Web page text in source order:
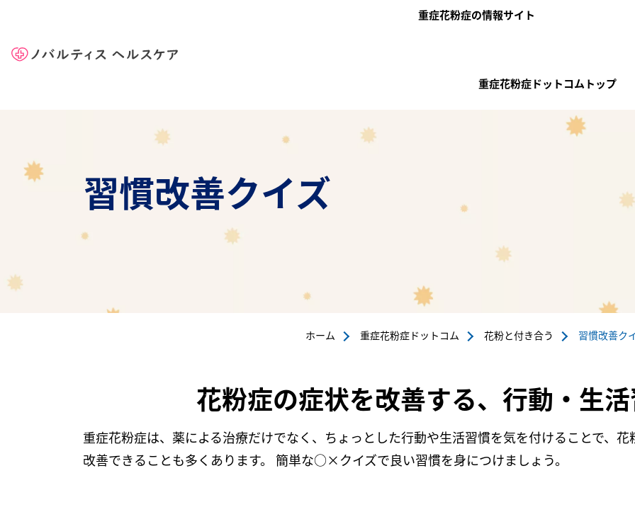
メインコンテンツに移動
重症花粉症の情報サイト
Site Logo
重症花粉症ドットコムトップ
習慣改善クイズ
ホーム 重症花粉症ドットコム 花粉と付き合う 習慣改善ク
花粉症の症状を改善する、行動・生
重症花粉症は、薬による治療だけでなく、ちょっとした行動や生活習慣を気を付けることで、花
改善できることも多くあります。 簡単な○×クイズで良い習慣を身につけましょう。